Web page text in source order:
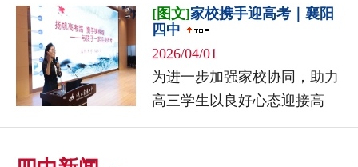
记李静、副校长周俊、纪委书
记颜婷婷、副校...
[图文]家校携手迎高考｜襄阳
四中
2026/04/01
为进一步加强家校协同，助力
高三学生以良好心态迎接高
考，2026年3月28日，襄阳四中